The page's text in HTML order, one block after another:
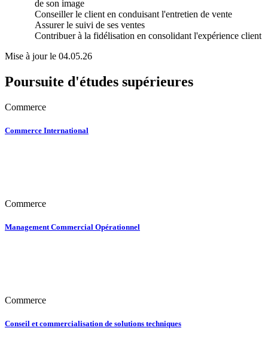
de son image
Conseiller le client en conduisant l'entretien de vente
Assurer le suivi de ses ventes
Contribuer à la fidélisation en consolidant l'expérience client
Mise à jour le 04.05.26
Poursuite d'études supérieures
Commerce
Commerce International
Commerce
Management Commercial Opérationnel
Commerce
Conseil et commercialisation de solutions techniques